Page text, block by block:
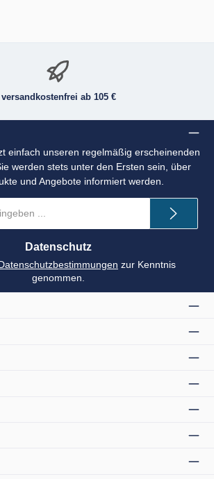
versandkostenfrei ab 105 €
einfach unseren regelmäßig erscheinenden
werden stets unter den Ersten sein, über
und Angebote informiert werden.
Datenschutz
zur Kenntnis
genommen.